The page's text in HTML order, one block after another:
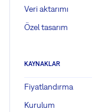
Veri aktarımı
Özel tasarım
KAYNAKLAR
Fiyatlandırma
Kurulum